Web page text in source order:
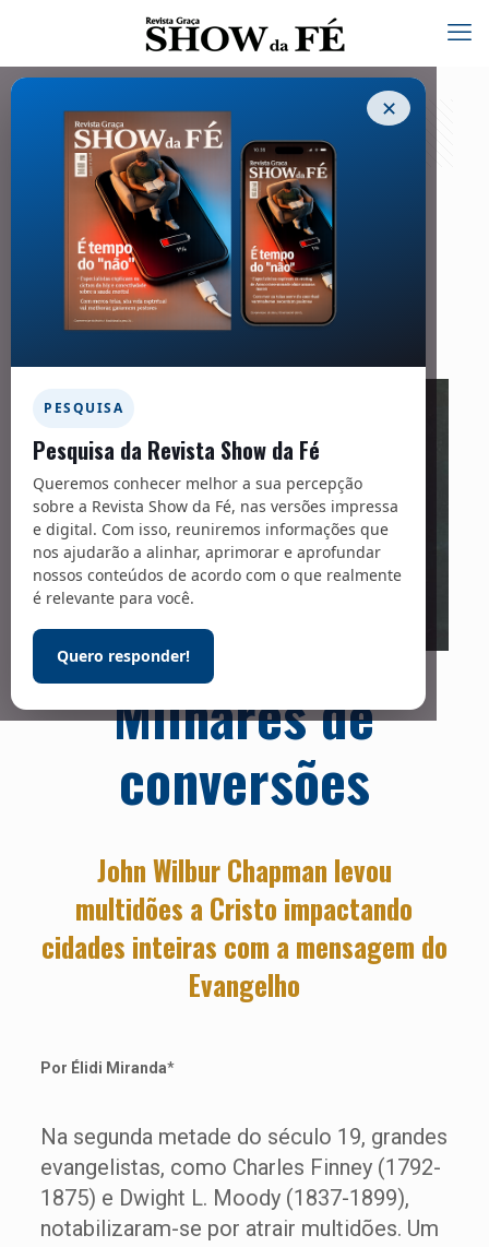
✕
PESQUISA
Pesquisa da Revista Show da Fé
Queremos conhecer melhor a sua percepção
sobre a Revista Show da Fé, nas versões impressa
e digital. Com isso, reuniremos informações que
nos ajudarão a alinhar, aprimorar e aprofundar
nossos conteúdos de acordo com o que realmente
é relevante para você.
Quero responder!
Heróis da Fé | John Wilbur Chapman
25/03/2024
Facebook Twitter
Messenger
Fotos: Reprodução / Leben Journal
Milhares de
conversões
John Wilbur Chapman levou
multidões a Cristo impactando
cidades inteiras com a mensagem do
Evangelho
Por Élidi Miranda*
Na segunda metade do século 19, grandes
evangelistas, como Charles Finney (1792-
1875) e Dwight L. Moody (1837-1899),
notabilizaram-se por atrair multidões. Um